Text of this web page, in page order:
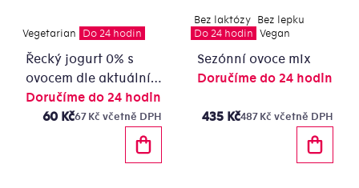
Vegetarian Do 24 hodin
Řecký jogurt 0% s
ovocem dle aktuální
nabídky, domácí
granola
Doručíme do 24 hodin
67 Kč včetně DPH
60 Kč
Bez laktózy Bez lepku
Do 24 hodin Vegan
Sezónní ovoce mix
Doručíme do 24 hodin
487 Kč včetně DPH
435 Kč